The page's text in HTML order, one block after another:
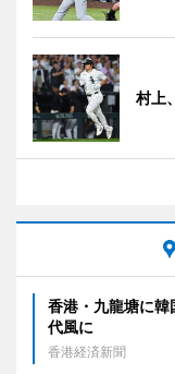
村上
香港・九龍塘に
代風に
香港経済新聞